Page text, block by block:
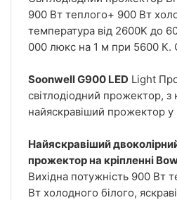
900 Вт теплого+ 900 Вт
температура від 2600K до
000 люкс на 1 м при 5600 К.
Soonwell G900 LED Light
світлодіодний прожектор,
найяскравіший прожектор у
Найяскравіший
прожектор на кріпленні
Вихідна потужність 900 Вт
Вт холодного білого,